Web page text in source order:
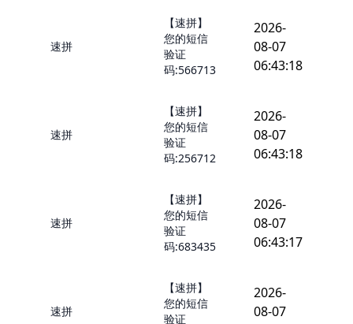
速拼
【速拼】
您的短信
验证
码:566713
2026-
08-07
06:43:18
速拼
【速拼】
您的短信
验证
码:256712
2026-
08-07
06:43:18
速拼
【速拼】
您的短信
验证
码:683435
2026-
08-07
06:43:17
速拼
【速拼】
您的短信
验证
2026-
08-07